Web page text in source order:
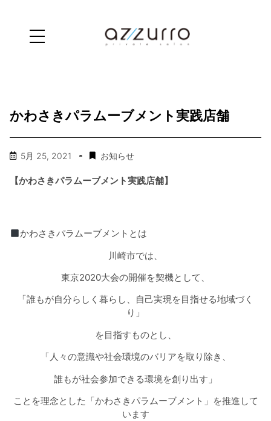
かわさきパラムーブメント実践店舗
5月 25, 2021 お知らせ
【かわさきパラムーブメント実践店舗】
かわさきパラムーブメントとは
川崎市では、
東京2020大会の開催を契機として 、
「誰もが自分らしく暮らし、自己実現を目指せる地域づく
り」
を目指すものとし
「人々の意識や社会環境のバリアを取り除き、
誰もが社会参加できる環境を創り出す」
ことを理念とした「かわさきパラムーブメント」を推進して
います